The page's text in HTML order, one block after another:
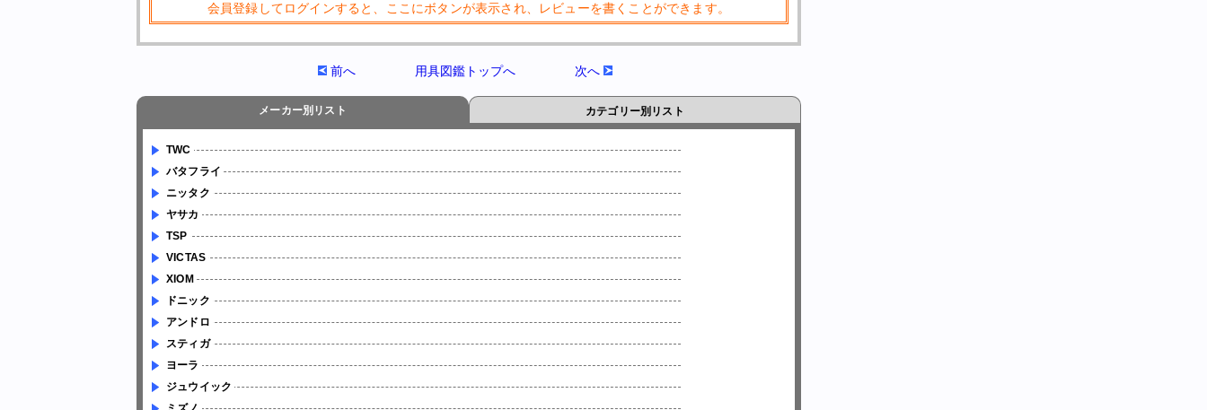
会員登録してログインすると、ここにボタンが表示され、レビューを書くことができます。
前へ 用具図鑑トップへ 次へ
メーカー別リスト カテゴリー別リスト
TWC
バタフライ
ニッタク
ヤサカ
TSP
VICTAS
XIOM
ドニック
アンドロ
スティガ
ヨーラ
ジュウイック